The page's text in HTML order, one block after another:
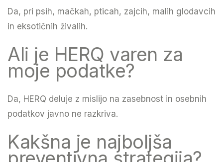
Da, pri psih, mačkah, pticah, zajcih, malih glodavcih
in eksotičnih živalih.
Ali je HERQ varen za
moje podatke?
Da, HERQ deluje z mislijo na zasebnost in osebnih
podatkov javno ne razkriva.
Kakšna je najboljša